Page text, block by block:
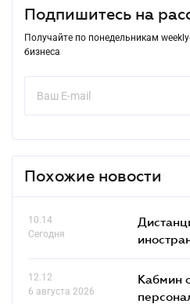
Подпишитесь на
Получайте по понедельникам
бизнеса
Похожие новости
10.14
Сегодня
12.12
6 августа 2026
Кабмин